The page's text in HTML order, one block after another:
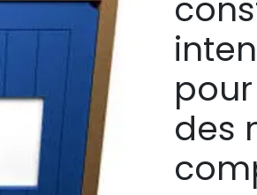
des